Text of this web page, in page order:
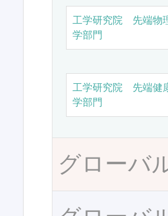
工学研究院 先端物
学部門
工学研究院 先端健
学部門
グローバ